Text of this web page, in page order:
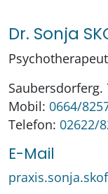
Dr. Sonja
Mobil: 0664/
Telefon: 02622/
E-Mail